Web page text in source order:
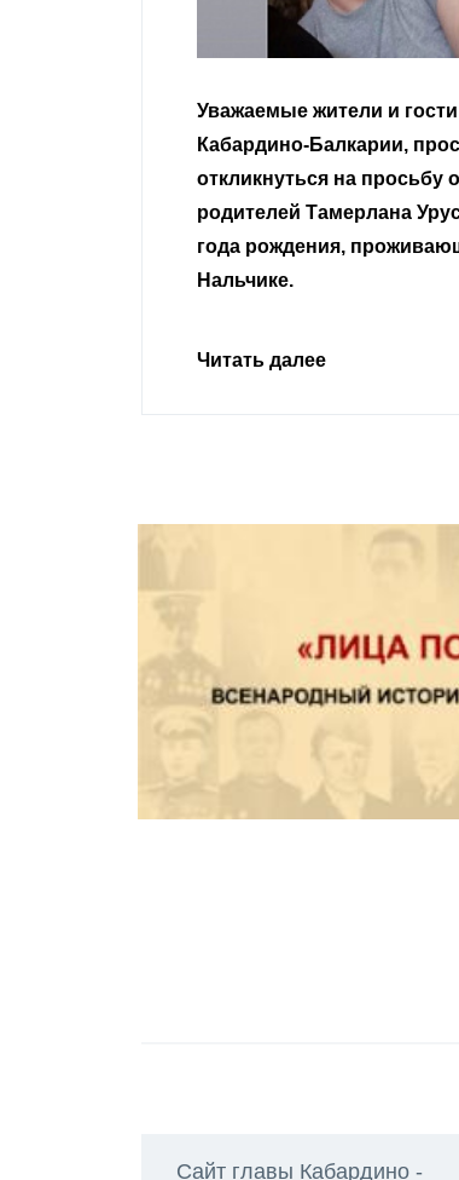
Уважаемые земляки и все
неравнодушные граждане.
Читать далее
Сайт главы Кабардино -